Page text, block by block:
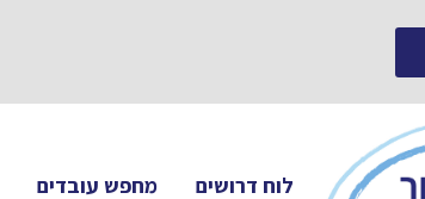
לוח דרושים מחפש עובדים